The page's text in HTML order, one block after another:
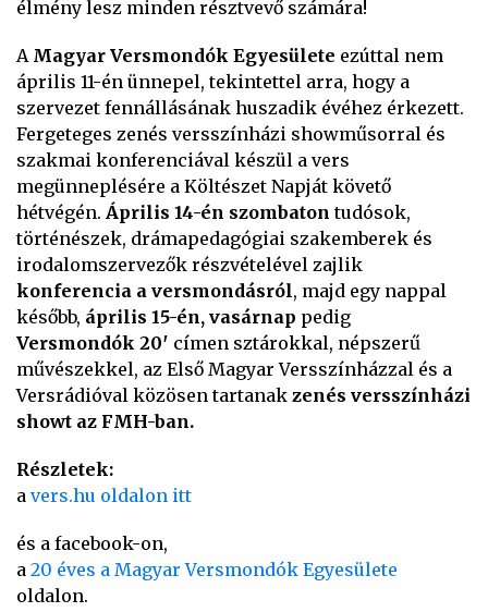
élmény lesz minden résztvevő számára!
A Magyar Versmondók Egyesülete ezúttal nem
április 11-én ünnepel, tekintettel arra, hogy a
szervezet fennállásának huszadik évéhez érkezett.
Fergeteges zenés versszínházi showműsorral és
szakmai konferenciával készül a vers
megünneplésére a Költészet Napját követő
hétvégén. Április 14-én szombaton tudósok,
történészek, drámapedagógiai szakemberek és
irodalomszervezők részvételével zajlik
konferencia a versmondásról, majd egy nappal
később, április 15-én, vasárnap pedig
Versmondók 20′ címen sztárokkal, népszerű
művészekkel, az Első Magyar Versszínházzal és a
Versrádióval közösen tartanak zenés versszínházi
showt az FMH-ban.
Részletek:
a vers.hu oldalon itt
és a facebook-on,
a 20 éves a Magyar Versmondók Egyesülete
oldalon.